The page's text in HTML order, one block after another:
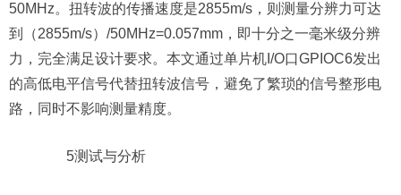
50MHz。扭转波的传播速度是2855m/s，则测量分辨力可达
到（2855m/s）/50MHz=0.057mm，即十分之一毫米级分辨
力，完全满足设计要求。本文通过单片机I/O口GPIOC6发出
的高低电平信号代替扭转波信号，避免了繁琐的信号整形电
路，同时不影响测量精度。
5测试与分析